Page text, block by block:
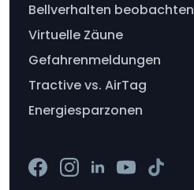
Bellverhalten beobachten
Virtuelle Zäune
Gefahrenmeldungen
Tractive vs. AirTag
Energiesparzonen